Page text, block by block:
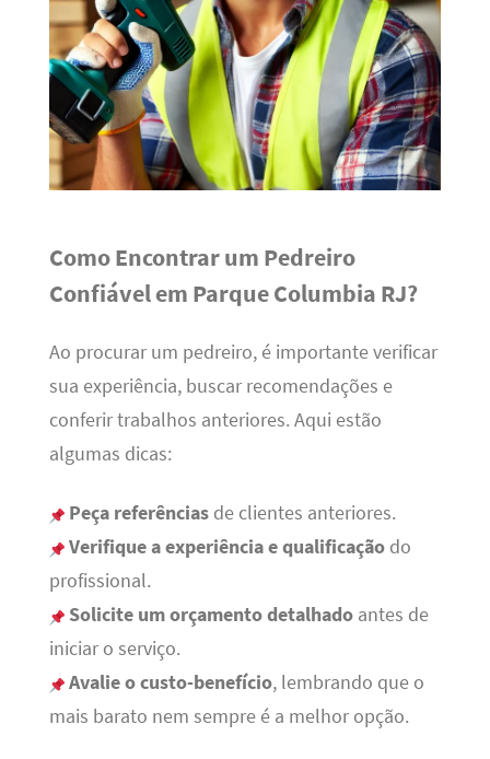
Como Encontrar um Pedreiro
Confiável em Parque Columbia RJ?
Ao procurar um pedreiro, é importante verificar
sua experiência, buscar recomendações e
conferir trabalhos anteriores. Aqui estão
algumas dicas:
Peça referênciasde clientes anteriores.
Verifique a experiência e qualificaçãodo
profissional.
Solicite um orçamento detalhadoantes de
iniciar o serviço.
Avalie o custo-benefício, lembrando que o
mais barato nem sempre é a melhor opção.